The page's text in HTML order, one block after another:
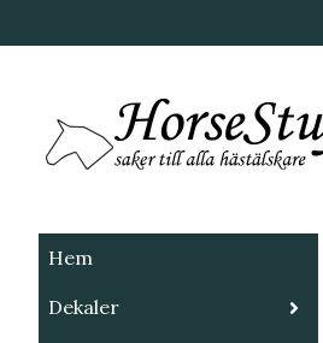
Hem
Dekaler